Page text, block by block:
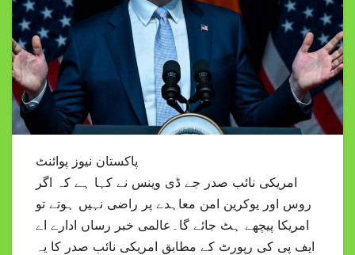
پاکستان نیوز پوائنٹ
امریکی نائب صدر جے ڈی وینس نے کہا ہے کہ اگر
روس اور یوکرین امن معاہدے پر راضی نہیں ہوتے تو
امریکا پیچھے ہٹ جائے گا۔عالمی خبر رساں ادارے اے
ایف پی کی رپورٹ کے مطابق امریکی نائب صدر کا یہ